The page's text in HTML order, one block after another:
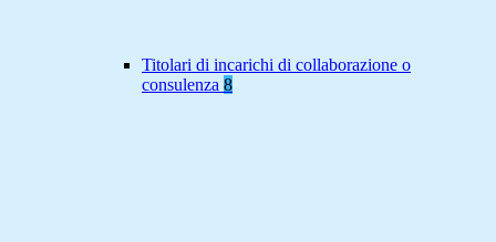
Titolari di incarichi di collaborazione o
consulenza 8